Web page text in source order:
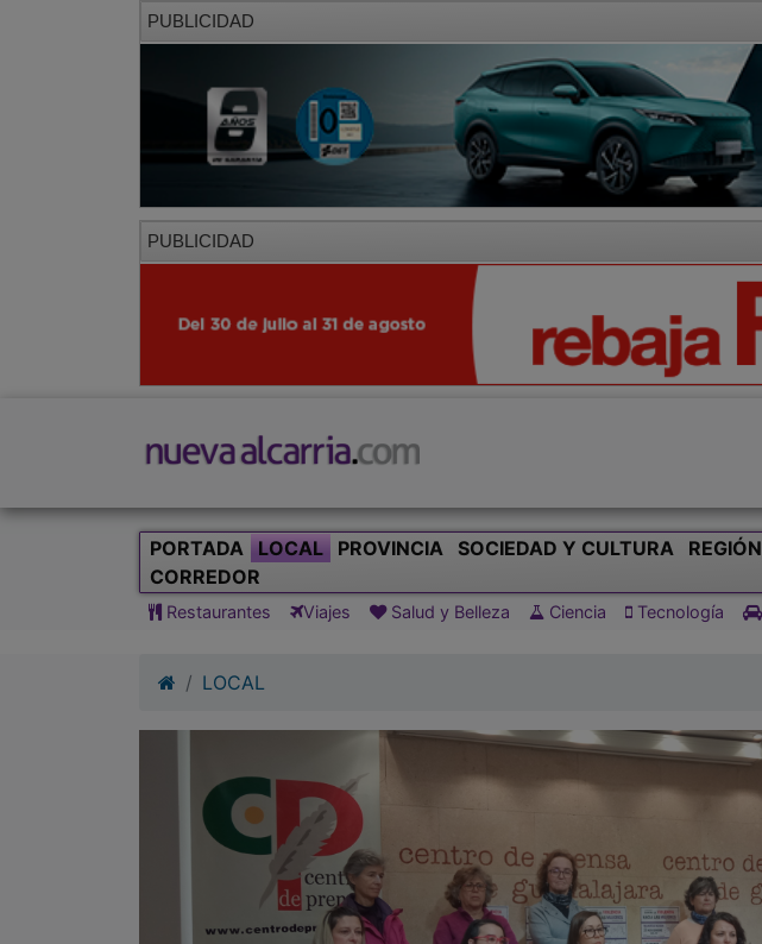
PUBLICIDAD
PUBLICIDAD
PORTADA LOCAL PROVINCIA SOCIEDAD Y CULTURA REGIÓN
CORREDOR
Restaurantes Viajes Salud y Belleza Ciencia Tecnología
LOCAL